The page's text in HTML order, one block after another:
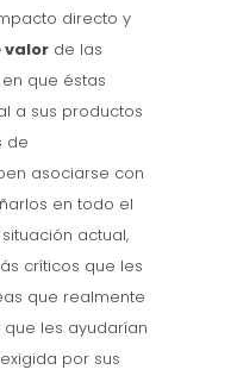
directo y
valor de las
que éstas
a sus productos
de
asociarse con
en todo el
actual,
críticos que les
que realmente
les ayudarían
por sus